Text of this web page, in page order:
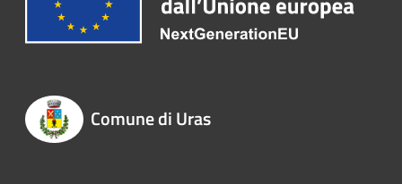
Comune di Uras